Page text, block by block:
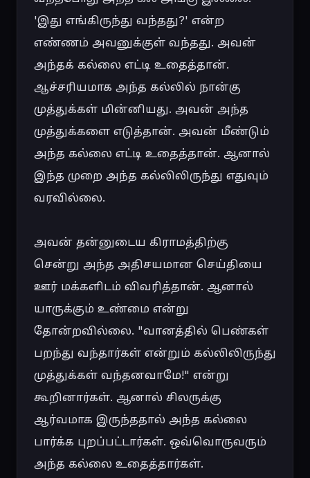
'இது எங்கிருந்து வந்தது?' என்ற
எண்ணம் அவனுக்குள் வந்தது. அவன்
அந்தக் கல்லை எட்டி உதைத்தான்.
ஆச்சரியமாக அந்த கல்லில் நான்கு
முத்துக்கள் மின்னியது. அவன் அந்த
முத்துக்களை எடுத்தான். அவன் மீண்டும்
அந்த கல்லை எட்டி உதைத்தான். ஆனால்
இந்த முறை அந்த கல்லிலிருந்து எதுவும்
வரவில்லை.
அவன் தன்னுடைய கிராமத்திற்கு
சென்று அந்த அதிசயமான செய்தியை
ஊர் மக்களிடம் விவரித்தான். ஆனால்
யாருக்கும் உண்மை என்று
தோன்றவில்லை. "வானத்தில் பெண்கள்
பறந்து வந்தார்கள் என்றும் கல்லிலிருந்து
முத்துக்கள் வந்தனவாமே!" என்று
கூறினார்கள். ஆனால் சிலருக்கு
ஆர்வமாக இருந்ததால் அந்த கல்லை
பார்க்க புறப்பட்டார்கள். ஒவ்வொருவரும்
அந்த கல்லை உதைத்தார்கள்.